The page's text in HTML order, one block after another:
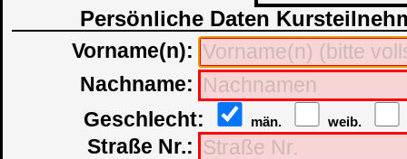
Persönliche Daten
Vorname(n):
Nachname:
Geschlecht:
män. weib.
Straße Nr.: